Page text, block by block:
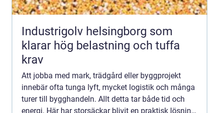
Industrigolv helsingborg som
klarar hög belastning och tuffa
krav
Att jobba med mark, trädgård eller byggprojekt
innebär ofta tunga lyft, mycket logistik och många
turer till bygghandeln. Allt detta tar både tid och
energi. Här har storsäckar blivit en praktisk lösning